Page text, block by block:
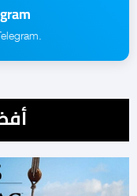
.Click to chat directly via Telegram
أفضل